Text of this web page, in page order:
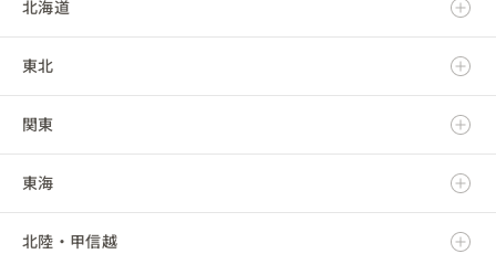
北海道
北海道
東北
青森県
岩手県
宮城県
関東
茨城県
栃木県
東海
岐阜県
北陸・甲信越